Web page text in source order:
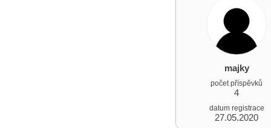
majky
počet příspěvků
4
datum registrace
27.05.2020